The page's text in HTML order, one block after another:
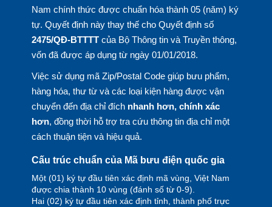
Nam chính thức được chuẩn hóa thành 05 (năm) ký
tự. Quyết định này thay thế cho Quyết định số
2475/QĐ-BTTTTcủa Bộ Thông tin và Truyền thông,
vốn đã được áp dụng từ ngày 01/01/2018.
Việc sử dụng mã Zip/Postal Code giúp bưu phẩm,
hàng hóa, thư từ và các loại kiện hàng được vận
chuyển đến địa chỉ đích nhanh hơn, chính xác
hơn, đồng thời hỗ trợ tra cứu thông tin địa chỉ một
cách thuận tiện và hiệu quả.
Cấu trúc chuẩn của Mã bưu điện quốc gia
Một (01) ký tự đầu tiên xác định mã vùng, Việt Nam
được chia thành 10 vùng (đánh số từ 0-9).
Hai (02) ký tự đầu tiên xác định tỉnh, thành phố trực